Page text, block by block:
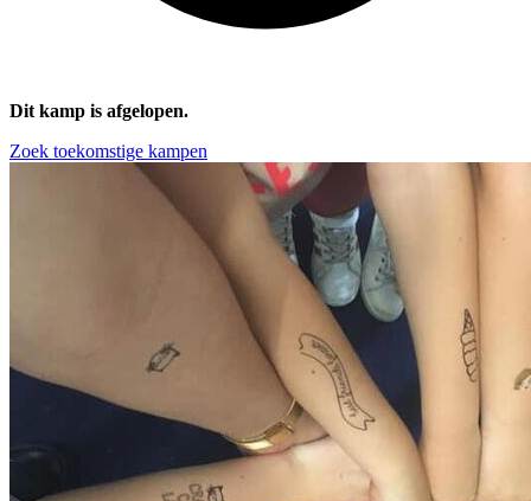
Dit kamp is afgelopen.
Zoek toekomstige kampen